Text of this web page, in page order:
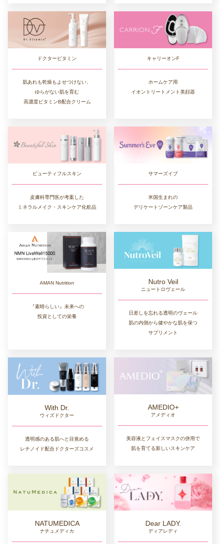
ドクタービタミン
肌あれも乾燥もよせつけない、
ゆらがない肌を育む
高濃度ビタミンB配合クリーム
キャリーオンF
ホームケア用
イオントリートメント美顔器
ビューティフルスキン
皮膚科専門医が考案した
ミネラルメイク・スキンケア化粧品
サマーズイブ
米国生まれの
デリケートゾーンケア製品
AMAN Nutrition
『素晴らしい』未来への
投資としての栄養
Nutro Veil
ニュートロヴェール
日差しを忘れる透明のヴェール
肌の内側から健やかな肌を保つ
サプリメント
With Dr.
ウィズドクター
透明感のある肌へと目覚める
レチノイド配合ドクターズコスメ
AMEDIO+
アメディオ
美容液とフェイスマスクの併用で
肌を育てる新しいスキンケア
NATUMEDICA
ナチュメディカ
Dear LADY.
ディアレディ